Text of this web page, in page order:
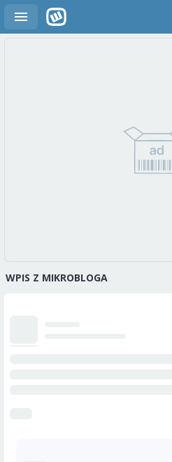
WPIS Z MIKROBLOGA